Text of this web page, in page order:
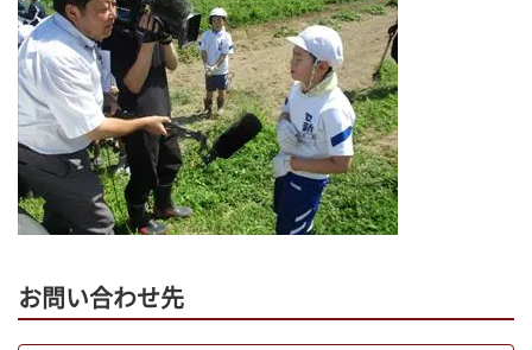
お問い合わせ先